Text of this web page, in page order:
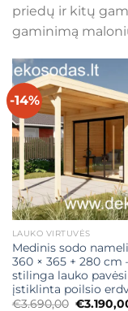
priedų ir kitų
gaminimą
-14%
LAUKO VIRTUVĖS
Medinis sodo
360 × 365 + 280 cm
stilinga lauko
įstiklinta poilsio
€3.690,00 Original
€